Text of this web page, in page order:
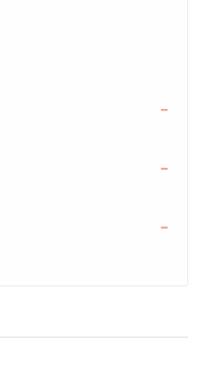
-
-
-